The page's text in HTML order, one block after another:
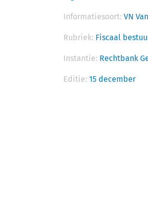
Informatiesoort: VN
Rubriek: Fiscaal
Instantie: Rechtbank
Editie: 15 december